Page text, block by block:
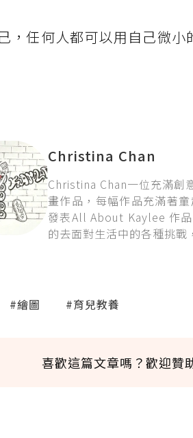
，任何人都可以用自己微
Christina Chan
Christina Chan一位充滿創
畫作品，每幅作品充滿著
發表All About Kaylee 作
的去面對生活中的各種挑戰
#繪圖 #育兒教養
喜歡這篇文章嗎？歡迎贊